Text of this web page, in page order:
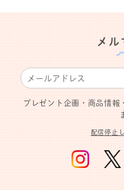
メル
プレゼント企画・商品情報
配信停止